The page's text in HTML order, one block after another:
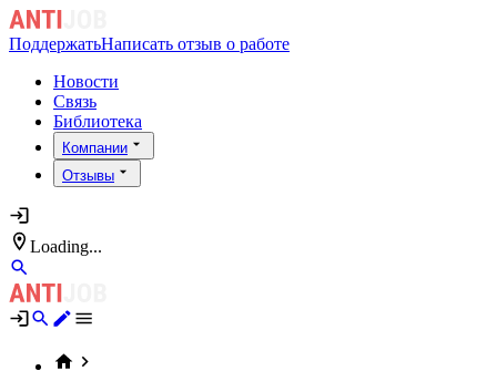
ПоддержатьНаписать отзыв о работе
Новости
Связь
Библиотека
Компании
Отзывы
Loading...